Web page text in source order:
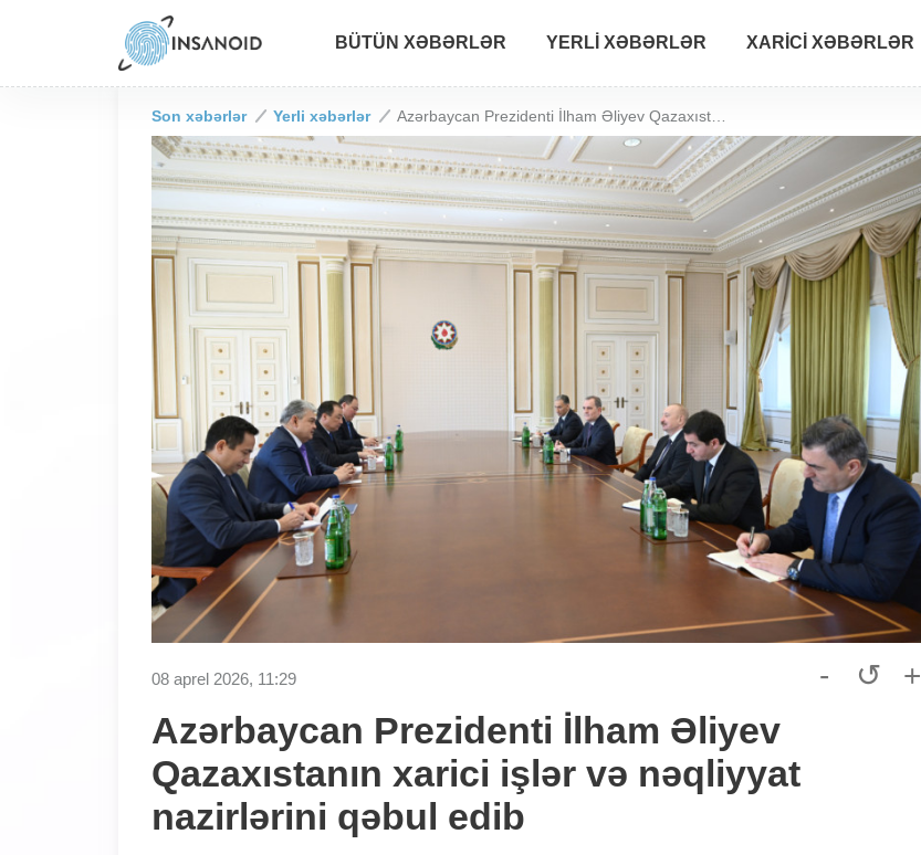
BÜTÜN XƏBƏRLƏR YERLI XƏBƏRLƏR XARICI XƏBƏRLƏR
Son xəbərlər Yerli xəbərlər
08 aprel 2026, 11:29 - ↺ +
Azərbaycan Prezidenti İlham Əliyev
Qazaxıstanın xarici işlər və nəqliyyat
nazirlərini qəbul edib